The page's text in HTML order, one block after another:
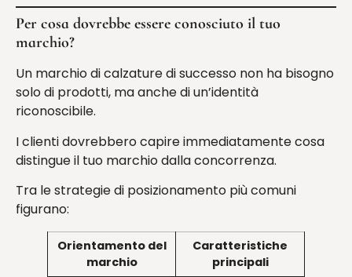
Per cosa dovrebbe essere conosciuto il tuo
marchio?
Un marchio di calzature di successo non ha bisogno
solo di prodotti, ma anche di un’identità
riconoscibile.
I clienti dovrebbero capire immediatamente cosa
distingue il tuo marchio dalla concorrenza.
Tra le strategie di posizionamento più comuni
figurano:
Orientamento del
marchio
Caratteristiche
principali